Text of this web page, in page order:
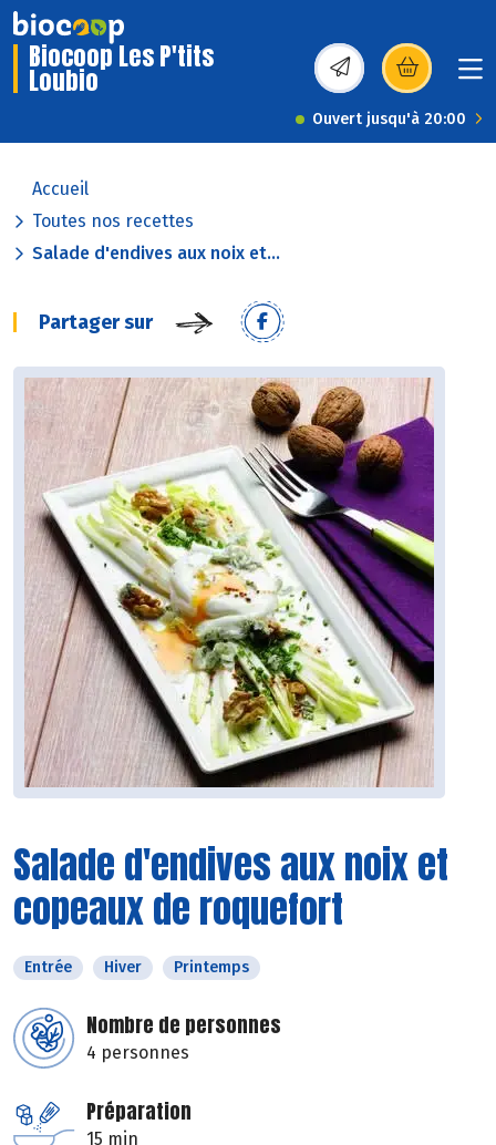
Biocoop Les P'tits
Loubio (s’ouvre dans une
Ouvert jusqu'à 20:00
Accueil
Toutes nos recettes
Salade d'endives aux noix et...
Partager sur
Salade d'endives aux noix et
copeaux de roquefort
Entrée Hiver Printemps
Nombre de personnes
4 personnes
Préparation
15 min